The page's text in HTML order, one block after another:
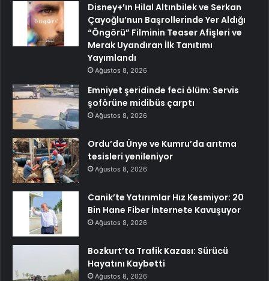
Disney+’ın Hilal Altınbilek ve Serkan
Çayoğlu’nun Başrollerinde Yer Aldığı
“Öngörü” Filminin Teaser Afişleri ve
Merak Uyandıran İlk Tanıtımı
Yayımlandı
Ağustos 8, 2026
Emniyet şeridinde feci ölüm: Servis
şoförüne midibüs çarptı
Ağustos 8, 2026
Ordu’da Ünye ve Kumru’da arıtma
tesisleri yenileniyor
Ağustos 8, 2026
Canik’te Yatırımlar Hız Kesmiyor: 20
Bin Hane Fiber İnternete Kavuşuyor
Ağustos 8, 2026
Bozkurt’ta Trafik Kazası: Sürücü
Hayatını Kaybetti
Ağustos 8, 2026